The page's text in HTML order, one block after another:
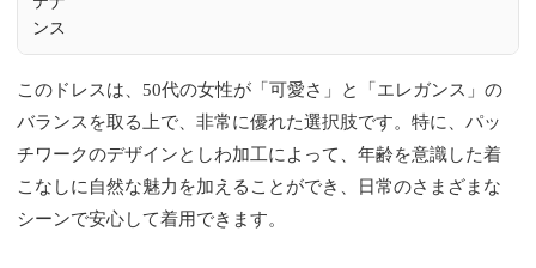
ンス
このドレスは、50代の女性が「可愛さ」と「エレガンス」の
バランスを取る上で、非常に優れた選択肢です。特に、パッ
チワークのデザインとしわ加工によって、年齢を意識した着
こなしに自然な魅力を加えることができ、日常のさまざまな
シーンで安心して着用できます。